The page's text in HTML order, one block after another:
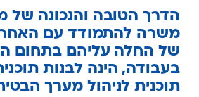
הדרך הטובה והנכונה של
משרה להתמודד עם
של החלה עליהם בתחום
בעבודה, הינה לבנות
תוכנית לניהול מערך